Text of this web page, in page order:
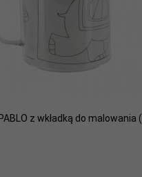
z wkładką do malowania